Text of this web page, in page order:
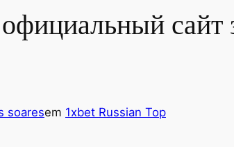
сайт
soaresem 1xbet Russian Top